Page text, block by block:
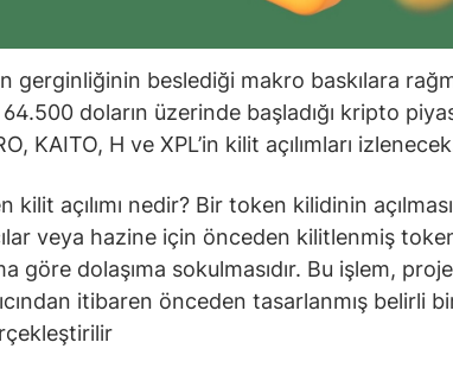
gerginliğinin beslediği makro baskılara
doların üzerinde başladığı kripto
KAITO, H ve XPL’in kilit açılımları
kilit açılımı nedir? Bir token kilidinin
veya hazine için önceden kilitlenmiş
göre dolaşıma sokulmasıdır. Bu işlem,
itibaren önceden tasarlanmış belirli